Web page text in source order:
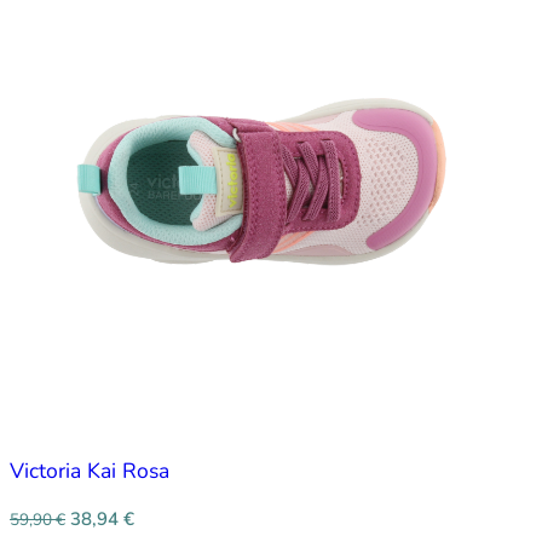
Victoria Kai Rosa
59,90€ 38,94 €